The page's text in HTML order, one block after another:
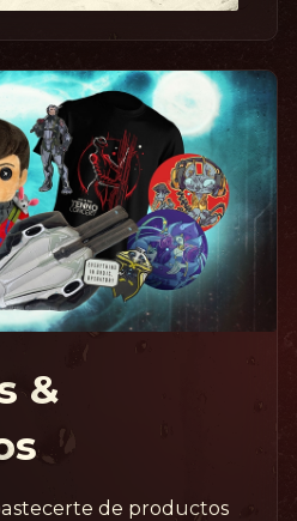
&
de productos